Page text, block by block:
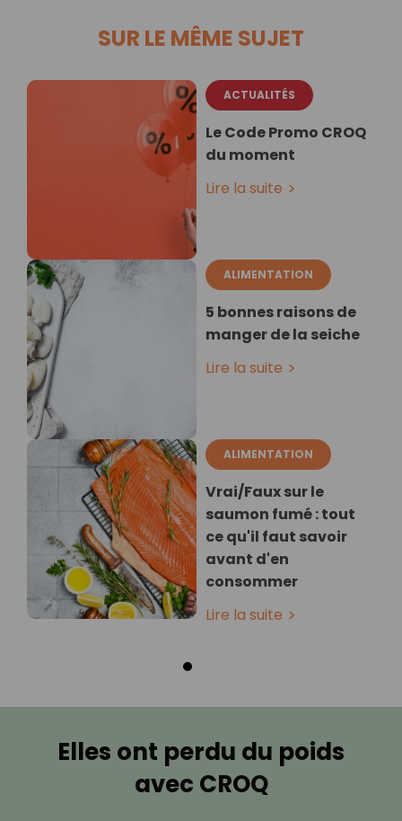
SUR LE MÊME SUJET
ACTUALITÉS
Le Code Promo CROQ
du moment
Lire la suite
ALIMENTATION
5 bonnes raisons de
manger de la seiche
Lire la suite
ALIMENTATION
Vrai/Faux sur le
saumon fumé : tout
ce qu'il faut savoir
avant d'en
consommer
Lire la suite
Elles ont perdu du poids
avec CROQ